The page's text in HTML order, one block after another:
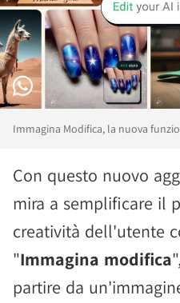
Immagina Modifica, la nuova
Con questo nuovo
mira a semplificare il
creatività dell'utente
"Immagina modifica
partire da